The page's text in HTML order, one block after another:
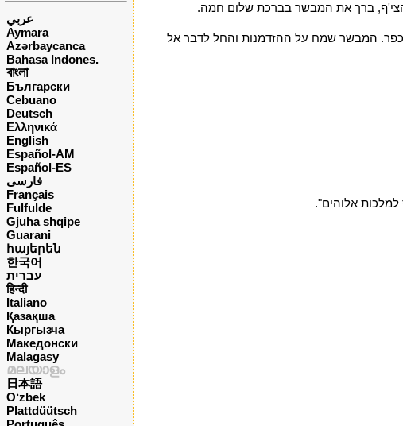
عربي
Aymara
Azərbaycanca
Bahasa Indones.
বাংলা
Български
Cebuano
Deutsch
Ελληνικά
English
Español-AM
Español-ES
فارسی
Français
Fulfulde
Gjuha shqipe
Guarani
հայերեն
한국어
עברית
हिन्दी
Italiano
Қазақша
Кыргызча
Македонски
Malagasy
മലയാളം
日本語
O‘zbek
Plattdüütsch
ברך את המבשר בברכת שלום חמה.
המבשר שמח על ההזדמנות והחל לדבר אל
אלוהים".